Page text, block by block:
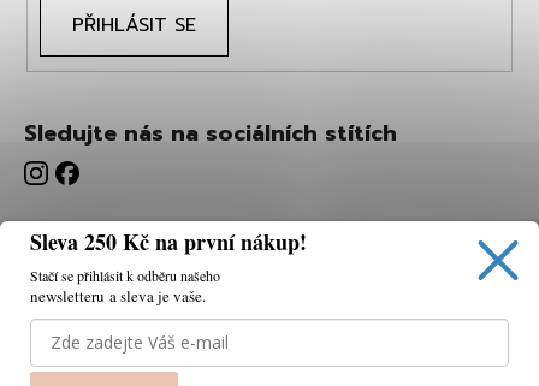
Používáme cookies, abychom vám umožnili pohodlné
prohlížení webu a díky analýze webu neustále zlepšovat
jeho funkce, výkon a použitelnost.
PŘIHLÁSIT SE
Sledujte nás na sociálních stítích
Sleva 250 Kč na první nákup!
Stačí se přihlásit k odběru našeho
newsletteru a sleva je vaše.